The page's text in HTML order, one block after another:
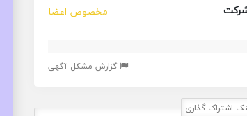
مخصوص اعضا
گزارش مشکل آگهی
اشتراک گذاری